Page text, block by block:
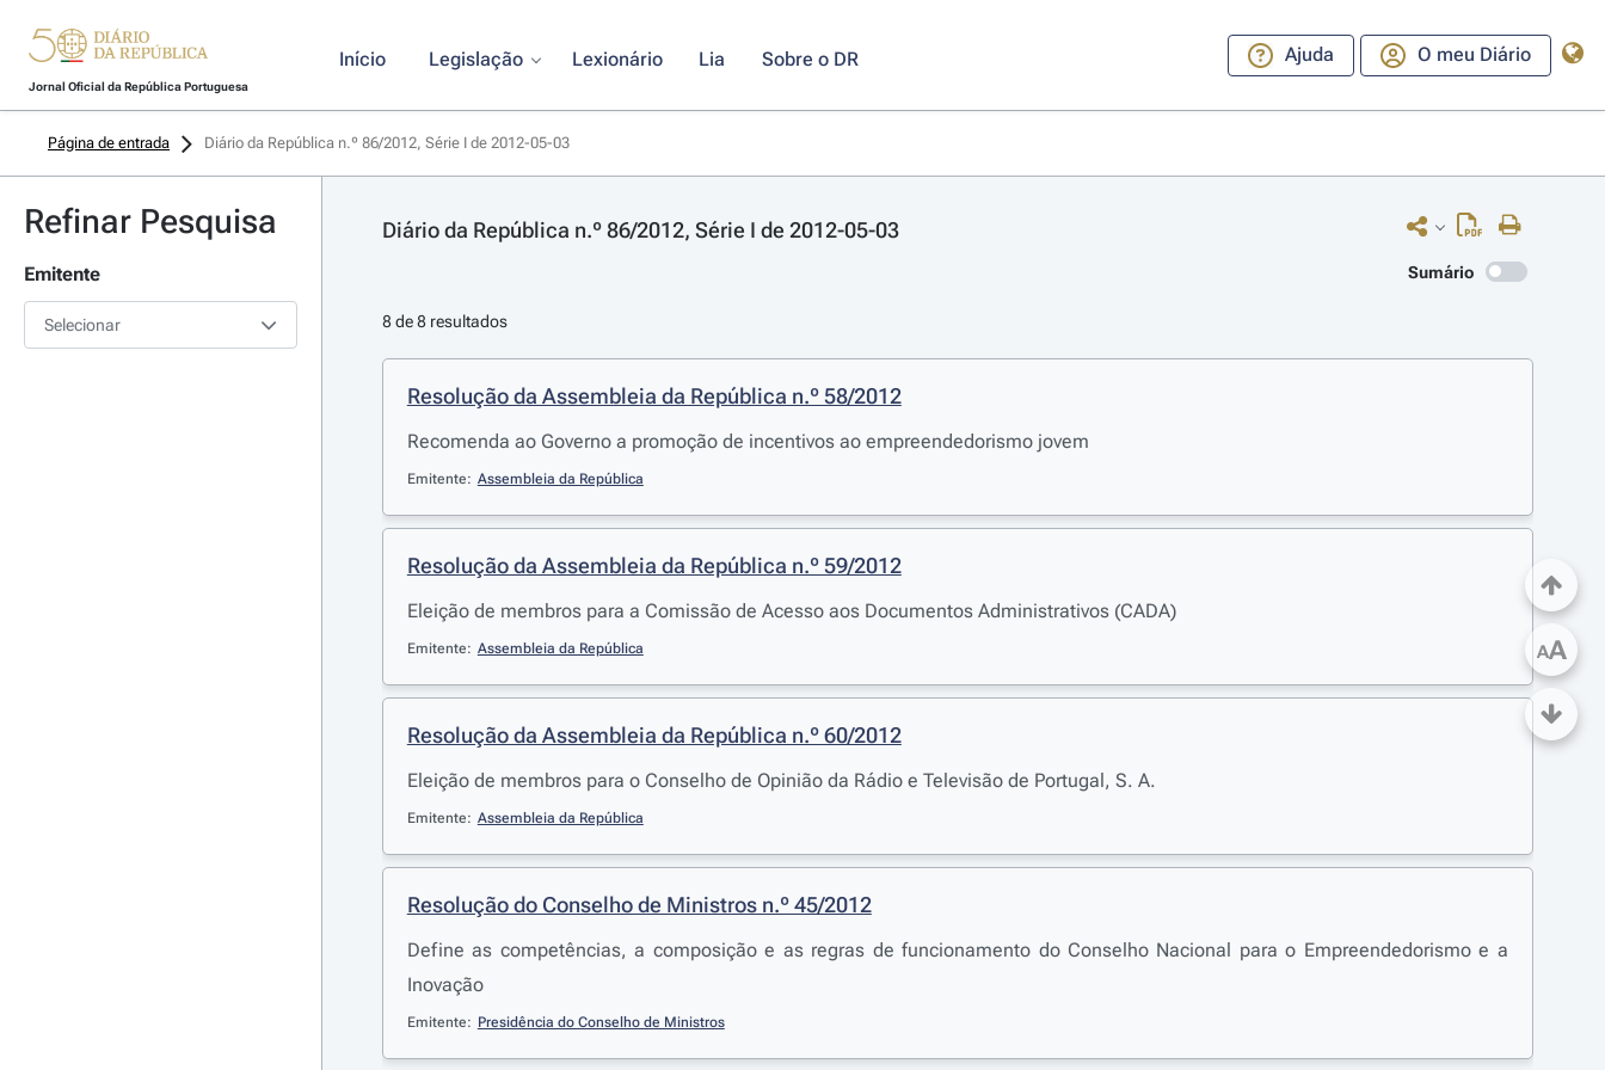
Jornal Oficial da República Portuguesa
Início Legislação Lexionário Lia Sobre o DR Ajuda O meu Diário
Página de entrada Diário da República n.º 86/2012, Série I de 2012-05-03
Refinar Pesquisa
Emitente
Selecionar
Diário da República n.º 86/2012, Série I de 2012-05-03
Sumário
8 de 8 resultados
Resolução da Assembleia da República n.º 58/2012
Recomenda ao Governo a promoção de incentivos ao empreendedorismo jovem
Emitente: Assembleia da República
Resolução da Assembleia da República n.º 59/2012
Eleição de membros para a Comissão de Acesso aos Documentos Administrativos (CADA)
Emitente: Assembleia da República
Resolução da Assembleia da República n.º 60/2012
Eleição de membros para o Conselho de Opinião da Rádio e Televisão de Portugal, S. A.
Emitente: Assembleia da República
Resolução do Conselho de Ministros n.º 45/2012
Define as competências, a composição e as regras de funcionamento do Conselho Nacional para o Empreendedorismo e a
Inovação
Emitente: Presidência do Conselho de Ministros
AA